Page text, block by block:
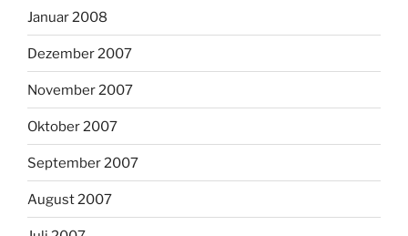
Januar 2008
Dezember 2007
November 2007
Oktober 2007
September 2007
August 2007